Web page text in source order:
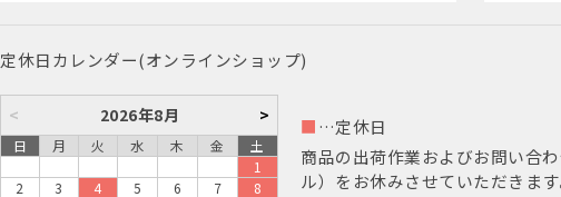
定休日カレンダー(オンラインショップ)
< 2026年8月 >
日 月 火 水 木 金
土
1
2
3 4 5 6 7 8
■ …定休日
商品の出荷作業およびお問い合
ル）をお休みさせていただきます